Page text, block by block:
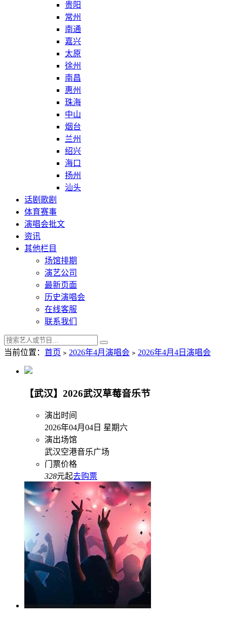
贵阳
常州
南通
嘉兴
太原
徐州
南昌
惠州
珠海
中山
烟台
兰州
绍兴
海口
扬州
汕头
话剧歌剧
体育赛事
演唱会批文
资讯
其他栏目
场馆排期
演艺公司
最新页面
历史演唱会
在线客服
联系我们
当前位置： 首页 ﹥ 2026年4月演唱会 ﹥ 2026年4月4日演唱会
【武汉】2026武汉草莓音乐节
演出时间
2026年04月04日 星期六
演出场馆
武汉空港音乐广场
门票价格
328元起去购票